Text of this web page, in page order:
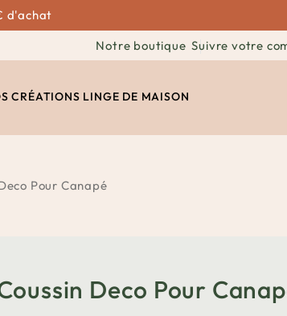
d'achat
Notre boutique Suivre votre
CRÉATIONS LINGE DE MAISON
Pour Canapé
Deco Pour